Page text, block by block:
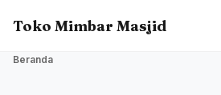
Toko Mimbar Masjid
Beranda